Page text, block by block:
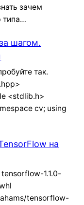
зачем
типа…
шагом.
так.
<stdlib.h>
cv; using
на
1.1.0-
tensorflow-